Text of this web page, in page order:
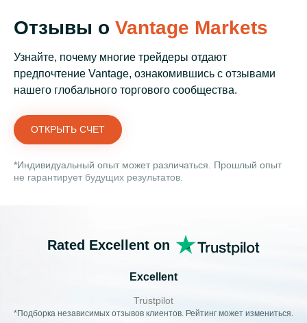
Отзывы о Vantage Markets
Узнайте, почему многие трейдеры отдают
предпочтение Vantage, ознакомившись с отзывами
нашего глобального торгового сообщества.
ОТКРЫТЬ СЧЕТ
*Индивидуальный опыт может различаться. Прошлый опыт
не гарантирует будущих результатов.
Rated Excellent on
Excellent
Trustpilot
*Подборка независимых отзывов клиентов. Рейтинг может измениться.